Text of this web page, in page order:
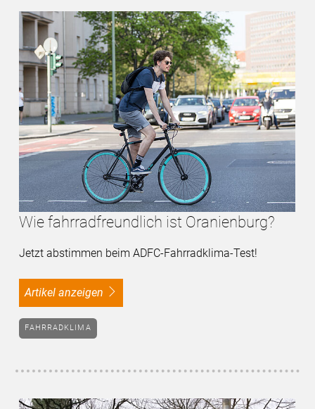
Wie fahrradfreundlich ist Oranienburg?
Jetzt abstimmen beim ADFC-Fahrradklima-Test!
Artikel anzeigen
FAHRRADKLIMA